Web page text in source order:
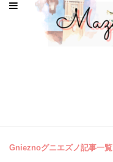
Gnieznoグニエズノ記事一覧